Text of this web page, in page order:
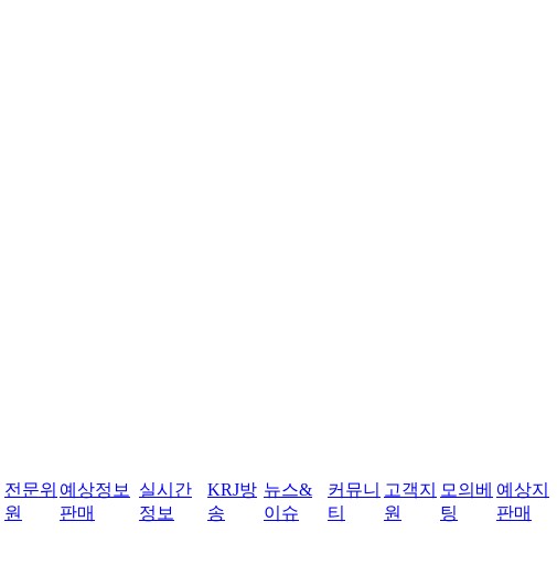
전문위
원
예상정보
판매
실시간
정보
KRJ방
송
뉴스&
이슈
커뮤니
티
고객지
원
모의베
팅
예상지
판매